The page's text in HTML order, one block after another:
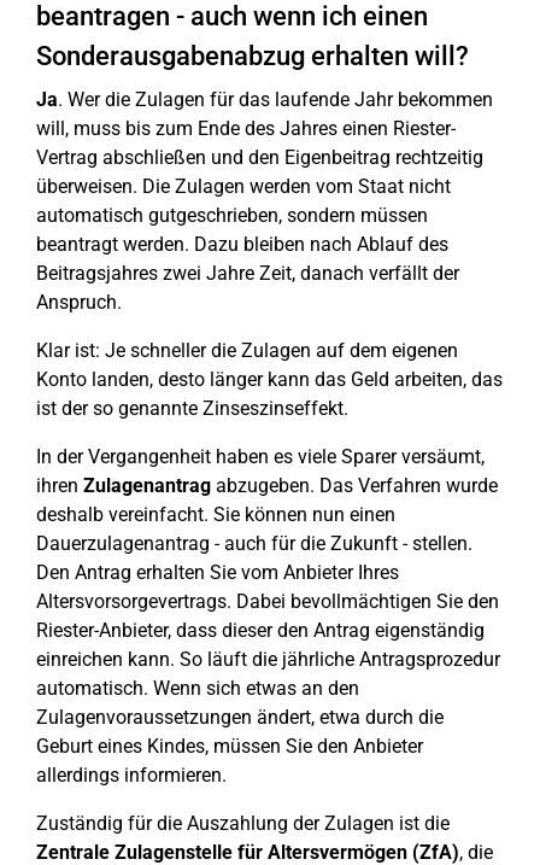
beantragen - auch wenn ich einen
Sonderausgabenabzug erhalten will?
Ja. Wer die Zulagen für das laufende Jahr bekommen
will, muss bis zum Ende des Jahres einen Riester-
Vertrag abschließen und den Eigenbeitrag rechtzeitig
überweisen. Die Zulagen werden vom Staat nicht
automatisch gutgeschrieben, sondern müssen
beantragt werden. Dazu bleiben nach Ablauf des
Beitragsjahres zwei Jahre Zeit, danach verfällt der
Anspruch.
Klar ist: Je schneller die Zulagen auf dem eigenen
Konto landen, desto länger kann das Geld arbeiten, das
ist der so genannte Zinseszinseffekt.
In der Vergangenheit haben es viele Sparer versäumt,
ihren Zulagenantrag abzugeben. Das Verfahren wurde
deshalb vereinfacht. Sie können nun einen
Dauerzulagenantrag - auch für die Zukunft - stellen.
Den Antrag erhalten Sie vom Anbieter Ihres
Altersvorsorgevertrags. Dabei bevollmächtigen Sie den
Riester-Anbieter, dass dieser den Antrag eigenständig
einreichen kann. So läuft die jährliche Antragsprozedur
automatisch. Wenn sich etwas an den
Zulagenvoraussetzungen ändert, etwa durch die
Geburt eines Kindes, müssen Sie den Anbieter
allerdings informieren.
Zuständig für die Auszahlung der Zulagen ist die
Zentrale Zulagenstelle für Altersvermögen (ZfA), die